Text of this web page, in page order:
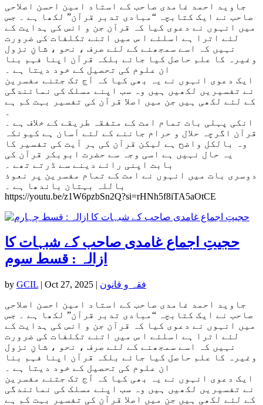
جاوید احمد غامدی صاحب کے استاد امین احسن اصلاحی
صاحب نے ایک کتابچہ “مبادی تدبر قرآن” لکھا ہے ۔ جس
میں انہوں نے دعوی کیا کہ قرآن جن و انس کی ہدایت کے
لئے اترا ہے اسلئے ا س میں اتنے تکلفات کی ضرورت
نہیں کہ اسے سمجھنے کے لئے صرف ، نحو ، شانِ نزول
وغیرہ کا علم حاصل کیا جائے بلکہ قرآن اپنا فہم بنا
ان علوم کی تحصیل کے خود دیتا ہے ۔
ایک دعوی انہوں نے یہ بھی کیا کہ آج تک جتنے مفسرین
نے تفسیریں لکھیں ہیں وہ سب اپنے مسلک کی نمائندگی
کے لئے لکھی ہیں جن میں اصلا قرآن کی تفسیر بہت کم ہے
انکی پہلی بات تمام امت کے متفقہ طریقے کے خلاف ہے ۔
قرآن اگرچہ حلال و حرام جاننے کے لئے آسان ہے کیونکہ
وہ بالکل واضح ہے لیکن قرآن کی ہر آیت کی تفسیر کا
یہ حال نہیں ہے اسی وجہ سے حضرت ابوبکر قرآن کی
بابت اپنی رائے دینے سے ڈرتے تھے ۔
دوسری بات میں انہوں نے امت کے تمام مفسرین پر نعوذ
باللہ بہتان باندھا ہے ۔
https://youtu.be/z1W6pzbSn2Q?si=rHNh5f8iTA5aOtCE
حجیتِ اجماع غامدی صاحب کے شبہات کا
ازالہ : قسط سوم
by GCIL | Oct 27, 2025 | فقہ و قانون
جاوید احمد غامدی صاحب کے استاد امین احسن اصلاحی
صاحب نے ایک کتابچہ “مبادی تدبر قرآن” لکھا ہے ۔ جس
میں انہوں نے دعوی کیا کہ قرآن جن و انس کی ہدایت کے
لئے اترا ہے اسلئے ا س میں اتنے تکلفات کی ضرورت
نہیں کہ اسے سمجھنے کے لئے صرف ، نحو ، شانِ نزول
وغیرہ کا علم حاصل کیا جائے بلکہ قرآن اپنا فہم بنا
ان علوم کی تحصیل کے خود دیتا ہے ۔
ایک دعوی انہوں نے یہ بھی کیا کہ آج تک جتنے مفسرین
نے تفسیریں لکھیں ہیں وہ سب اپنے مسلک کی نمائندگی
کے لئے لکھی ہیں جن میں اصلا قرآن کی تفسیر بہت کم ہے